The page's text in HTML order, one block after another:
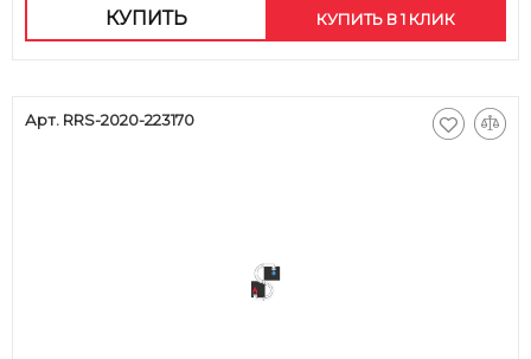
КУПИТЬ КУПИТЬ В 1 КЛИК
Арт. RRS-2020-223170